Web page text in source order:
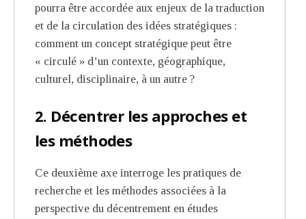
pourra être accordée aux enjeux de la traduction
et de la circulation des idées stratégiques :
comment un concept stratégique peut être
« circulé » d’un contexte, géographique,
culturel, disciplinaire, à un autre ?
2. Décentrer les approches et
les méthodes
Ce deuxième axe interroge les pratiques de
recherche et les méthodes associées à la
perspective du décentrement en études